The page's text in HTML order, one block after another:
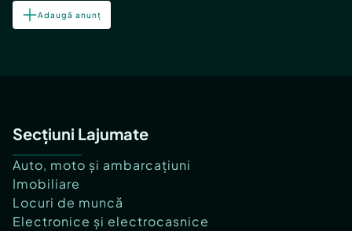
Adaugă anunț
Secțiuni Lajumate
Auto, moto și ambarcațiuni
Imobiliare
Locuri de muncă
Electronice și electrocasnice